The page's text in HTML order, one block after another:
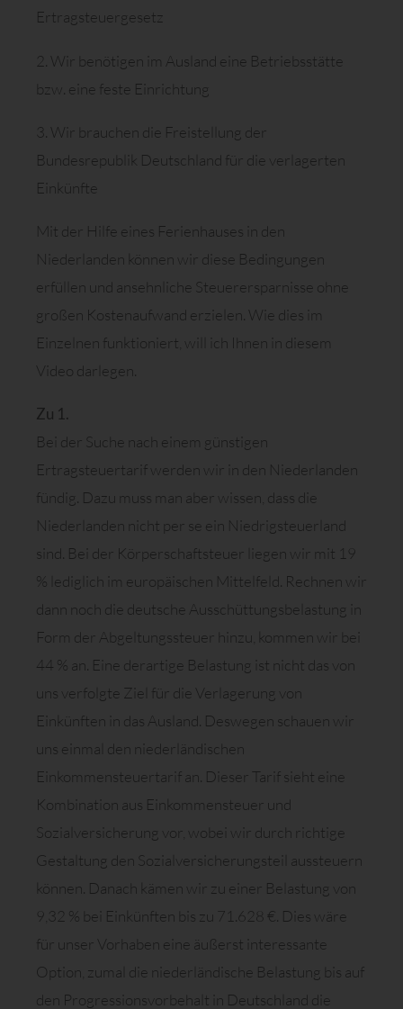
Ertragsteuergesetz
2. Wir benötigen im Ausland eine Betriebsstätte
bzw. eine feste Einrichtung
3. Wir brauchen die Freistellung der
Bundesrepublik Deutschland für die verlagerten
Einkünfte
Mit der Hilfe eines Ferienhauses in den
Niederlanden können wir diese Bedingungen
erfüllen und ansehnliche Steuerersparnisse ohne
großen Kostenaufwand erzielen. Wie dies im
Einzelnen funktioniert, will ich Ihnen in diesem
Video darlegen.
Zu 1.
Bei der Suche nach einem günstigen
Ertragsteuertarif werden wir in den Niederlanden
fündig. Dazu muss man aber wissen, dass die
Niederlanden nicht per se ein Niedrigsteuerland
sind. Bei der Körperschaftsteuer liegen wir mit 19
% lediglich im europäischen Mittelfeld. Rechnen wir
dann noch die deutsche Ausschüttungsbelastung in
Form der Abgeltungssteuer hinzu, kommen wir bei
44 % an. Eine derartige Belastung ist nicht das von
uns verfolgte Ziel für die Verlagerung von
Einkünften in das Ausland. Deswegen schauen wir
uns einmal den niederländischen
Einkommensteuertarif an. Dieser Tarif sieht eine
Kombination aus Einkommensteuer und
Sozialversicherung vor, wobei wir durch richtige
Gestaltung den Sozialversicherungsteil aussteuern
können. Danach kämen wir zu einer Belastung von
9,32 % bei Einkünften bis zu 71.628 €. Dies wäre
für unser Vorhaben eine äußerst interessante
Option, zumal die niederländische Belastung bis auf
den Progressionsvorbehalt in Deutschland die